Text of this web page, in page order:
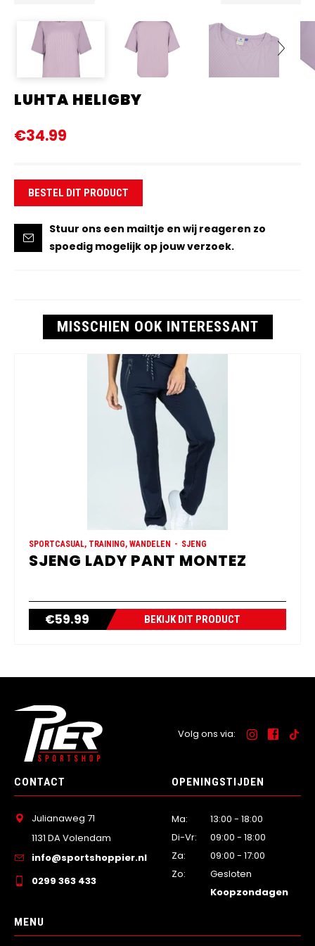
LUHTA HELIGBY
€34.99
BESTEL DIT PRODUCT
Stuur ons een mailtje en wij reageren zo
spoedig mogelijk op jouw verzoek.
MISSCHIEN OOK INTERESSANT
SPORTCASUAL, TRAINING, WANDELEN SJENG
SJENG LADY PANT MONTEZ
€59.99 BEKIJK DIT PRODUCT
Volg ons via:
CONTACT
Julianaweg 71
1131 DA Volendam
info@sportshoppier.nl
0299 363 433
OPENINGSTIJDEN
Ma:
13:00 - 18:00
Di-Vr:
09:00 - 18:00
Za:
09:00 - 17:00
Zo:
Gesloten
Koopzondagen
MENU